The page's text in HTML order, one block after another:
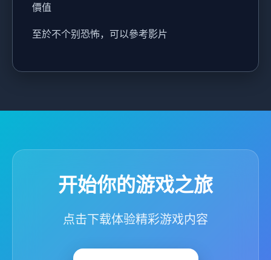
價值
至於不个别恐怖，可以參考影片
开始你的游戏之旅
点击下载体验精彩游戏内容